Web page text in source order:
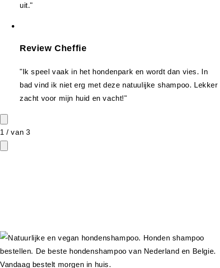
uit."
Review Cheffie
"Ik speel vaak in het hondenpark en wordt dan vies. In
bad vind ik niet erg met deze natuulijke shampoo. Lekker
zacht voor mijn huid en vacht!"
1 /van 3